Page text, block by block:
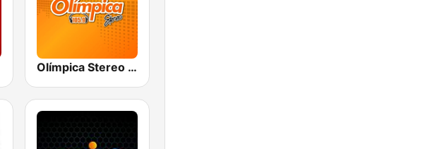
Olímpica Stereo Bogotá 105.9 FM